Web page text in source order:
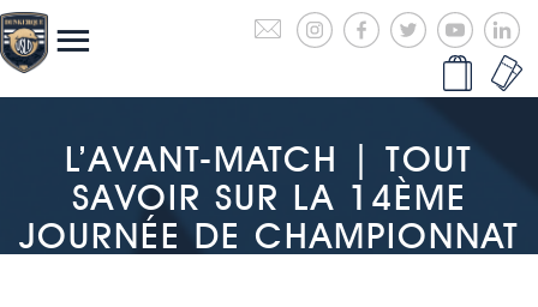
L’AVANT-MATCH | TOUT
SAVOIR SUR LA 14ÈME
JOURNÉE DE CHAMPIONNAT